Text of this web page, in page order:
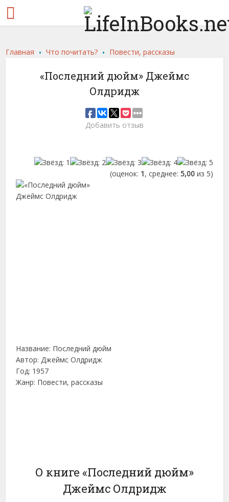
Главная .Что почитать? . Повести, рассказы
«Последний дюйм» Джеймс
Олдридж
Добавить отзыв
(оценок: 1, среднее: 5,00из 5)
Название: Последний дюйм
Автор: Джеймс Олдридж
Год: 1957
Жанр: Повести, рассказы
О книге «Последний дюйм»
Джеймс Олдридж